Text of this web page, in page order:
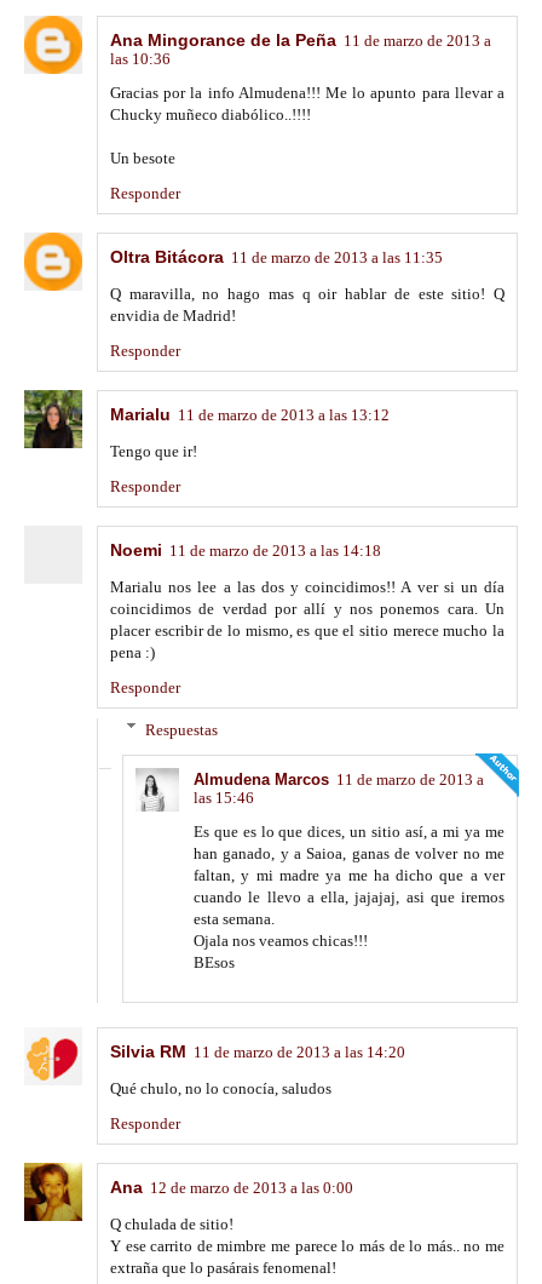
Ana Mingorance de la Peña 11 de marzo de 2013 a
las 10:36
Gracias por la info Almudena!!! Me lo apunto para llevar a
Chucky muñeco diabólico..!!!!
Un besote
Responder
Oltra Bitácora 11 de marzo de 2013 a las 11:35
Q maravilla, no hago mas q oir hablar de este sitio! Q
envidia de Madrid!
Responder
Marialu 11 de marzo de 2013 a las 13:12
Tengo que ir!
Responder
Noemi 11 de marzo de 2013 a las 14:18
Marialu nos lee a las dos y coincidimos!! A ver si un día
coincidimos de verdad por allí y nos ponemos cara. Un
placer escribir de lo mismo, es que el sitio merece mucho la
pena :)
Responder
Respuestas
Almudena Marcos 11 de marzo de 2013 a
las 15:46
Es que es lo que dices, un sitio así, a mi ya me
han ganado, y a Saioa, ganas de volver no me
faltan, y mi madre ya me ha dicho que a ver
cuando le llevo a ella, jajajaj, asi que iremos
esta semana.
Ojala nos veamos chicas!!!
BEsos
Silvia RM 11 de marzo de 2013 a las 14:20
Qué chulo, no lo conocía, saludos
Responder
Ana 12 de marzo de 2013 a las 0:00
Q chulada de sitio!
Y ese carrito de mimbre me parece lo más de lo más.. no me
extraña que lo pasárais fenomenal!